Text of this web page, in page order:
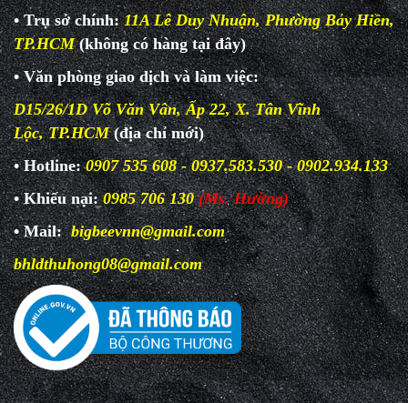
• Trụ sở chính:11A Lê Duy Nhuận, Phường Bảy Hiền,
TP.HCM (không có hàng tại đây)
• Văn phòng giao dịch và làmviệc:
D15/26/1D Võ Văn Vân, Ấp 22, X. Tân Vĩnh
Lộc, TP.HCM(địa chỉ mới)
• Hotline:0907 535 608 - 0937.583.530 - 0902.934.133
• Khiếu nại: 0985 706 130 (Ms. Hường)
• Mail:bigbeevnn@gmail.com
bhldthuhong08@gmail.com